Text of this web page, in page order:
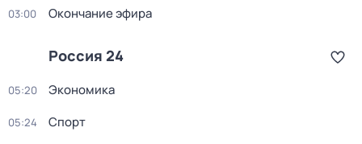
03:00 Окончание эфира
Россия 24
05:20 Экономика
05:24 Спорт